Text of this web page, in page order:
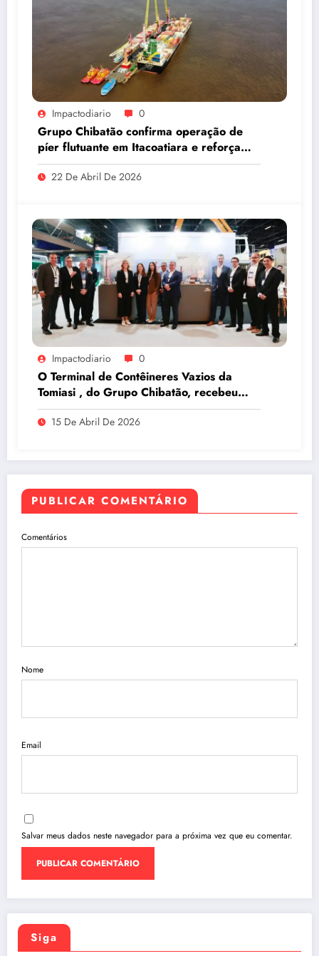
Impactodiario 0
Grupo Chibatão confirma operação de
píer flutuante em Itacoatiara e reforça
compromisso com a solução logística para
o Amazonas
22 De Abril De 2026
Impactodiario 0
O Terminal de Contêineres Vazios da
Tomiasi , do Grupo Chibatão, recebeu
prêmio da Log-In na Intermodal South
America 2026, em São Paulo
15 De Abril De 2026
PUBLICAR COMENTÁRIO
Comentários
Nome
Email
Salvar meus dados neste navegador para a próxima vez que eu comentar.
Siga